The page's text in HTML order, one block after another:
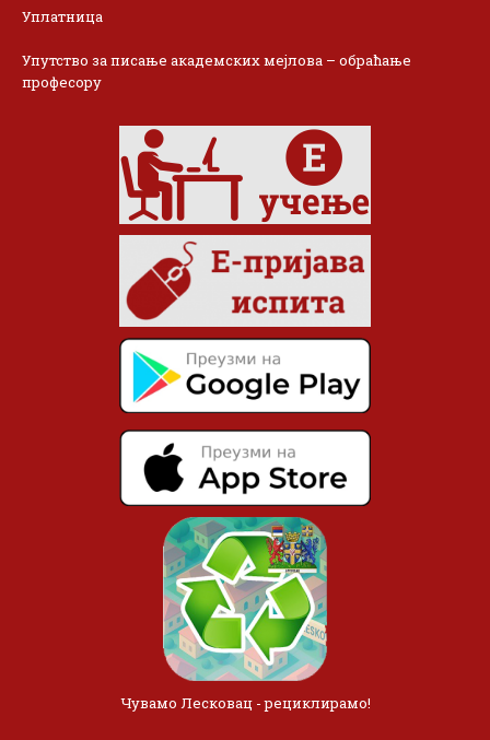
Уплатница
Упутство за писање академских мејлова – обраћање
професору
Чувамо Лесковац - рециклирамо!